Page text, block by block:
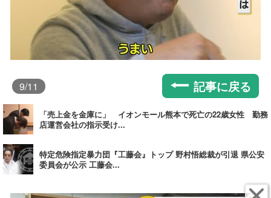
9/11 記事に戻る
「売上金を金庫に」 イオンモール熊本で死亡の22歳女性 勤務
店運営会社の指示受け...
特定危険指定暴力団『工藤会』トップ 野村悟総裁が引退 県公安
委員会が公示 工藤会...